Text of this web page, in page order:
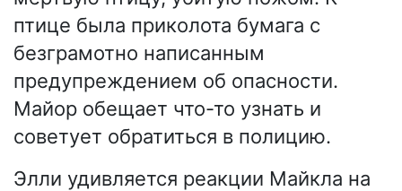
птице была приколота бумага с
безграмотно написанным
предупреждением об опасности.
Майор обещает что-то узнать и
советует обратиться в полицию.
Элли удивляется реакции Майкла на